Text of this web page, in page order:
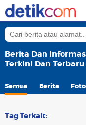
Berita Dan
Terkini Dan
Semua Berita Foto
Tag Terkait: